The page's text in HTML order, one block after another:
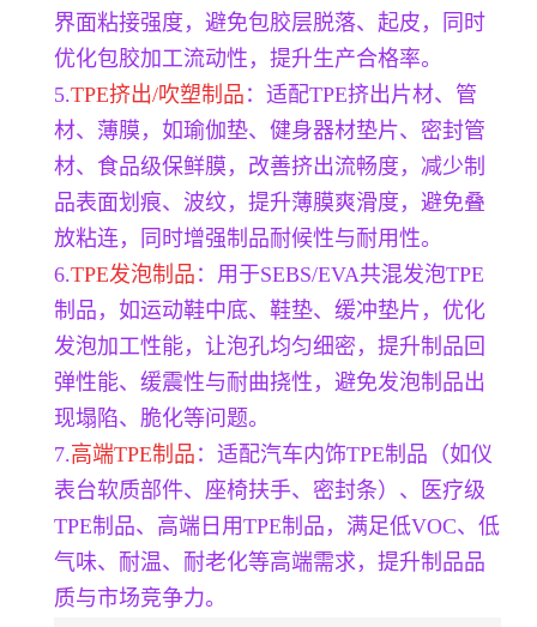
界面粘接强度，避免包胶层脱落、起皮，同时
优化包胶加工流动性，提升生产合格率。
5.TPE挤出/吹塑制品 ：适配TPE挤出片材、管
材、薄膜，如瑜伽垫、健身器材垫片、密封管
材、食品级保鲜膜，改善挤出流畅度，减少制
品表面划痕、波纹，提升薄膜爽滑度，避免叠
放粘连，同时增强制品耐候性与耐用性。
6.TPE发泡制品 ：用于SEBS/EVA共混发泡TPE
制品，如运动鞋中底、鞋垫、缓冲垫片，优化
发泡加工性能，让泡孔均匀细密，提升制品回
弹性能、缓震性与耐曲挠性，避免发泡制品出
现塌陷、脆化等问题。
7.高端TPE制品 ：适配汽车内饰TPE制品（如仪
表台软质部件、座椅扶手、密封条）、医疗级
TPE制品、高端日用TPE制品，满足低VOC、低
气味、耐温、耐老化等高端需求，提升制品品
质与市场竞争力。